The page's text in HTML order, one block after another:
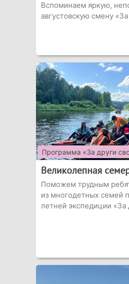
Вспоминаем яркую,
августовскую смену
Программа «За други
Великолепная
Поможем трудным
из многодетных семей
летней экспедиции «За